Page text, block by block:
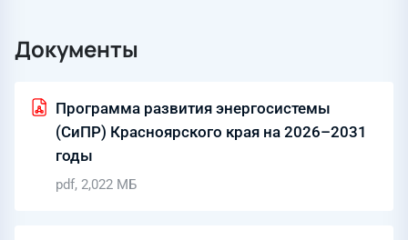
Документы
Программа развития энергосистемы
(СиПР) Красноярского края на 2026–2031
годы
pdf, 2,022 МБ